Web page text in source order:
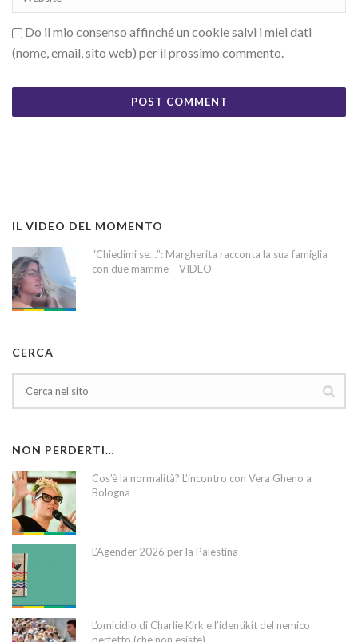
Do il mio consenso affinché un cookie salvi i miei dati
(nome, email, sito web) per il prossimo commento.
IL VIDEO DEL MOMENTO
“Chiedimi se…”: Margherita racconta la sua famiglia
con due mamme – VIDEO
CERCA
NON PERDERTI…
Cos’è la normalità? L’incontro con Vera Gheno a
Bologna
L’Agender 2026 per la Palestina
L’omicidio di Charlie Kirk e l’identikit del nemico